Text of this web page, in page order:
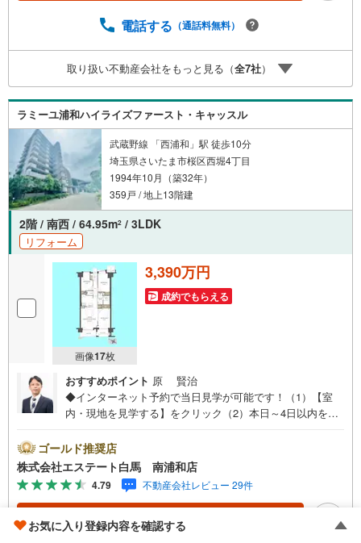
火災保険は団体割引、お引越しは提携割引あり！鍵引渡し
紹介）小さなお子様がいらっしゃる方もゆっくりご覧いた
だけるようにご見学時の子守のお手伝い、お任せください
ね（エステート白馬・武田郷子）
電話する （通話料無料）
取り扱い不動産会社をもっと見る（全7社）
ラミーユ浦和ハイライズファースト・キャッスル
武蔵野線 「西浦和」駅 徒歩10分
埼玉県さいたま市桜区西堀4丁目
1994年10月（築32年）
359戸 / 地上13階建
2階 / 南西 / 64.95m2 / 3LDK
リフォーム
画像17枚
3,390万円
成約でもらえる
おすすめポイント 原 賢治
◆インターネット予約で当日見学が可能です！（1）【室
内・現地を見学する】をクリック（2）本日～4日以内をご
ください。◆10:00～21:00はお電話でのお問い合わせがス
ムーズです。●2階部分南西向き住戸●新規リノベーション
マンション●ペットと一緒に暮らせます（細則有）【Yaho
o！ 不動産キャンペーン対象店舗です】 当店で物件を成
約するとPayPayボーナスをプレゼント！◆エステート白馬
の5大サポート◆1.FP相談サポート社外のファイナンシャ
ゴールド推奨店
株式会社エステート白馬 南浦和店
4.79 不動産会社レビュー 29件
資料をもらう（無料）
お気に入り登録内容を確認する